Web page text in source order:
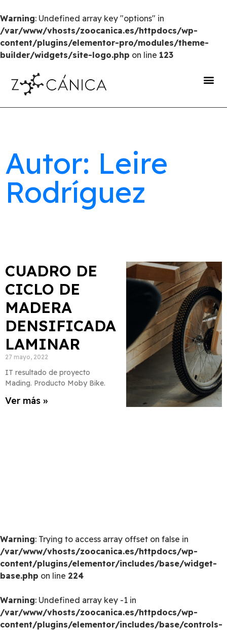
Warning: Undefined array key "options" in
/var/www/vhosts/zoocanica.es/httpdocs/wp-
content/plugins/elementor-pro/modules/theme-
builder/widgets/site-logo.php on line 123
Autor: Leire
Rodríguez
CUADRO DE
CICLO DE
MADERA
DENSIFICADA
LAMINAR
27 mayo, 2022
IT resultado de proyecto
Mading. Producto Moby Bike.
Ver más »
Warning: Trying to access array offset on false in
/var/www/vhosts/zoocanica.es/httpdocs/wp-
content/plugins/elementor/includes/base/widget-
base.php on line 224
Warning: Undefined array key -1 in
/var/www/vhosts/zoocanica.es/httpdocs/wp-
content/plugins/elementor/includes/base/controls-